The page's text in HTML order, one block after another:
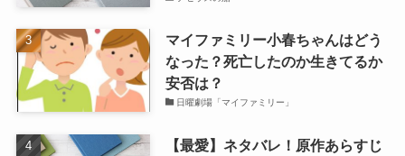
マイファミリー小春ちゃんはどう
なった？死亡したのか生きてるか
安否は？
日曜劇場「マイファミリー」
【最愛】ネタバレ！原作あらすじ